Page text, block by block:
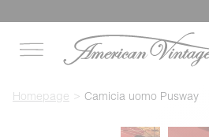
Homepage Camicia uomo Pusway